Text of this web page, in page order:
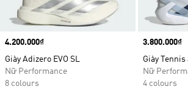
Price
4.200.000₫
Giày Adizero EVO SL
Nữ Performance
8 colours
Price
3.800.000₫
Giày
Nữ
4 colours